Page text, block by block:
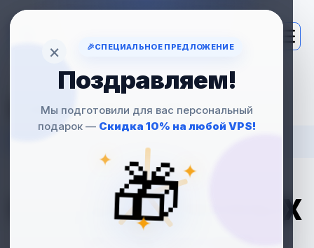
НАДЁЖНЫЙ
VPS-ХОСТИНГ
ДЛЯ
ГОСУДАРСТВЕННЫХ
× 🎉СПЕЦИАЛЬНОЕ ПРЕДЛОЖЕНИЕ
Поздравляем!
Мы подготовили для вас персональный
подарок — Скидка 10% на любой VPS!
✦
✦
✦
🎁